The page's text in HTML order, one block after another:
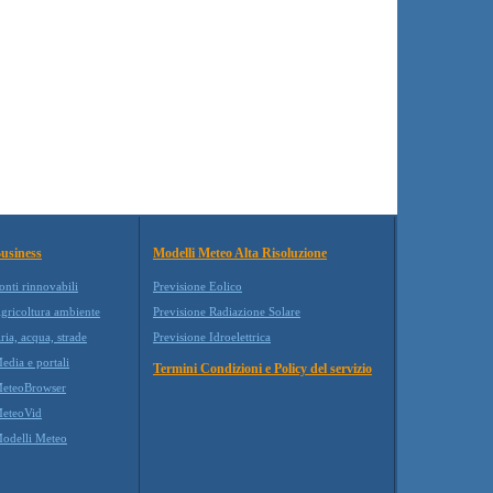
rinnovabili
ambiente
acqua, strade
e portali
Meteo
Modelli Meteo Alta Risoluzione
Previsione Eolico
Previsione Radiazione Solare
Previsione Idroelettrica
Termini Condizioni e Policy del servizio